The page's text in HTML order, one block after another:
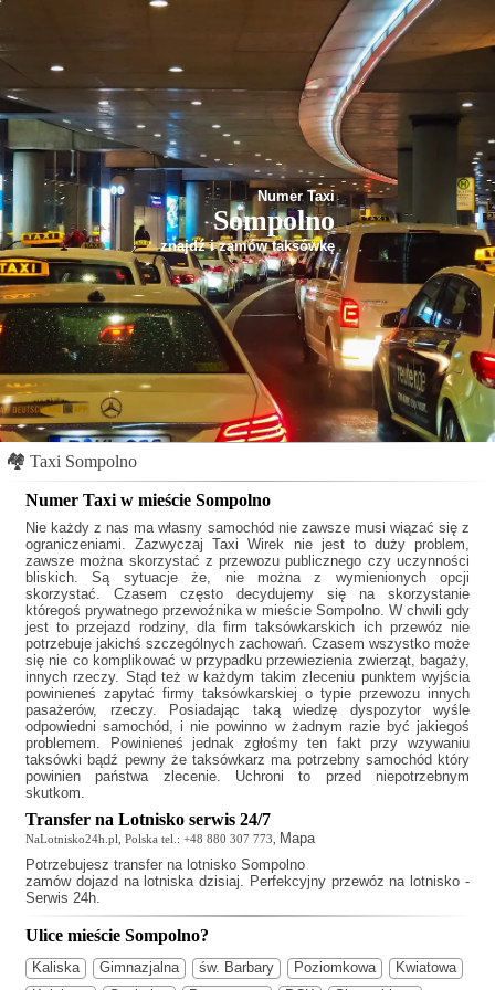
Numer Taxi
Sompolno
znajdź i zamów taksówkę
🏘 Taxi Sompolno
Numer Taxi w mieście Sompolno
Nie każdy z nas ma własny samochód nie zawsze musi wiązać się z
ograniczeniami. ZazwyczajTaxi Wirek
nie jest to duży problem,
zawsze można skorzystać z przewozu publicznego czy uczynności
bliskich. Są sytuacje że, nie można z wymienionych opcji
skorzystać. Czasem często decydujemy się na skorzystanie
któregoś prywatnego przewoźnika w mieście Sompolno. W chwili gdy
jest to przejazd rodziny, dla firm taksówkarskich ich przewóz nie
potrzebuje jakichś szczególnych zachowań. Czasem wszystko może
się nie co komplikować w przypadku przewiezienia zwierząt, bagaży,
innych rzeczy. Stąd też w każdym takim zleceniu punktem wyjścia
powinieneś zapytać firmy taksówkarskiej o typie przewozu innych
pasażerów, rzeczy. Posiadając taką wiedzę dyspozytor wyśle
odpowiedni samochód, i nie powinno w żadnym razie być jakiegoś
problemem. Powinieneś jednak zgłośmy ten fakt przy wzywaniu
taksówki bądź pewny że taksówkarz ma potrzebny samochód który
powinien państwa zlecenie. Uchroni to przed niepotrzebnym
skutkom.
Transfer na Lotnisko serwis 24/7
NaLotnisko24h.pl, Polska tel.: +48 880 307 773, Mapa
Potrzebujesz transfer na lotnisko Sompolno
zamów dojazd na lotniska dzisiaj. Perfekcyjny przewóz na lotnisko -
Serwis 24h.
Ulice mieście Sompolno?
Kaliska Gimnazjalna św. Barbary Poziomkowa
Kwiatowa